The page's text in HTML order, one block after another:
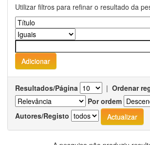
Utilizar filtros para refinar o resultado da
Resultados/Página | Ordenar
Por ordem
Autores/Registo